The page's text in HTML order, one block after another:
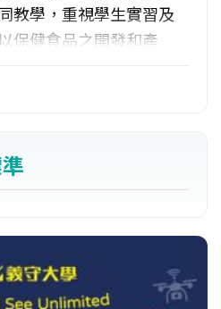
教學，重視學生實習及
保健食品之開發和產